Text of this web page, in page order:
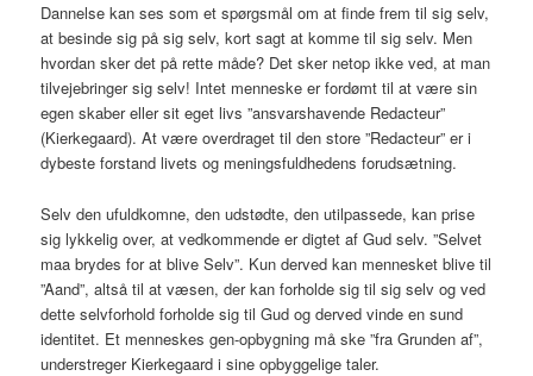
Dannelse kan ses som et spørgsmål om at finde frem til sig selv,
at besinde sig på sig selv, kort sagt at komme til sig selv. Men
hvordan sker det på rette måde? Det sker netop ikke ved, at man
tilvejebringer sig selv! Intet menneske er fordømt til at være sin
egen skaber eller sit eget livs ”ansvarshavende Redacteur”
(Kierkegaard). At være overdraget til den store ”Redacteur” er i
dybeste forstand livets og meningsfuldhedens forudsætning.
Selv den ufuldkomne, den udstødte, den utilpassede, kan prise
sig lykkelig over, at vedkommende er digtet af Gud selv. ”Selvet
maa brydes for at blive Selv”. Kun derved kan mennesket blive til
”Aand”, altså til at væsen, der kan forholde sig til sig selv og ved
dette selvforhold forholde sig til Gud og derved vinde en sund
identitet. Et menneskes gen-opbygning må ske ”fra Grunden af”,
understreger Kierkegaard i sine opbyggelige taler.